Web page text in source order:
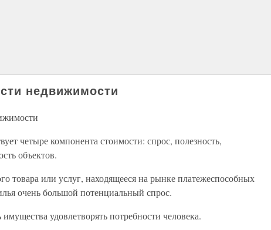
недвижимости
четыре компонента стоимости: спрос, полезность,
объектов.
товара или услуг, находящееся на рынке платежеспособных
очень большой потенциальный спрос.
имущества удовлетворять потребности человека.